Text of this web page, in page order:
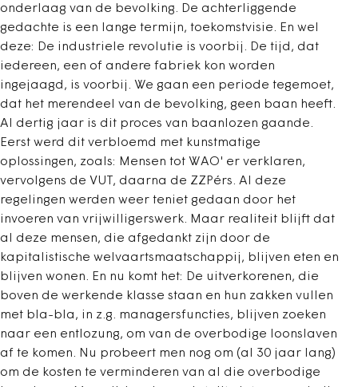
onderlaag van de bevolking. De achterliggende
gedachte is een lange termijn, toekomstvisie. En wel
deze: De industriele revolutie is voorbij. De tijd, dat
iedereen, een of andere fabriek kon worden
ingejaagd, is voorbij. We gaan een periode tegemoet,
dat het merendeel van de bevolking, geen baan heeft.
Al dertig jaar is dit proces van baanlozen gaande.
Eerst werd dit verbloemd met kunstmatige
oplossingen, zoals: Mensen tot WAO' er verklaren,
vervolgens de VUT, daarna de ZZPérs. Al deze
regelingen werden weer teniet gedaan door het
invoeren van vrijwilligerswerk. Maar realiteit blijft dat
al deze mensen, die afgedankt zijn door de
kapitalistische welvaartsmaatschappij, blijven eten en
blijven wonen. En nu komt het: De uitverkorenen, die
boven de werkende klasse staan en hun zakken vullen
met bla-bla, in z.g. managersfuncties, blijven zoeken
naar een entlozung, om van de overbodige loonslaven
af te komen. Nu probeert men nog om (al 30 jaar lang)
om de kosten te verminderen van al die overbodige